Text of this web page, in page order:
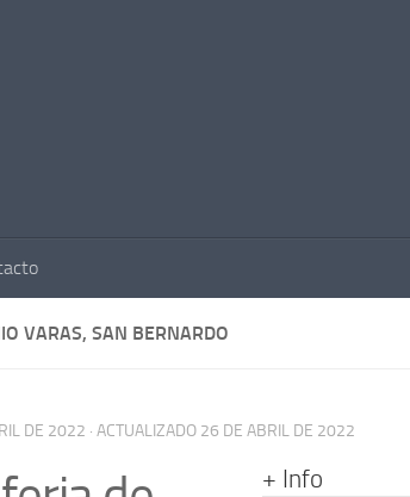
VARAS, SAN BERNARDO
DE 2022 · ACTUALIZADO 26 DE ABRIL DE 2022
+ Info